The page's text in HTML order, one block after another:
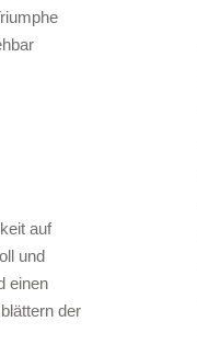
auf
und
einen
der